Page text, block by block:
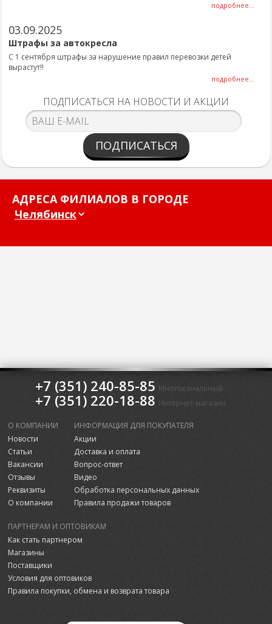
подробнее...
03.09.2025
Штрафы за автокресла
С 1 сентября штрафы за нарушение правил перевозки детей
вырастут!!
подробнее...
ПОДПИСАТЬСЯ НА НОВОСТИ И АКЦИИ
ПОДПИСАТЬСЯ
АДРЕСА ФИЛИАЛОВ В ГОРОДЕ
+7 (351) 240-85-85 Многоканальный
+7 (351) 220-18-88 Интернет-магазин
О КОМПАНИИ
Новости
Статьи
Вакансии
Отзывы
Реквизиты
О компании
ИНФОРМАЦИЯ ДЛЯ ПОКУПАТЕЛЯ
Акции
Доставка и оплата
Вопрос-ответ
Видео
Обработка персональных данных
Правила продажи товаров
ПАРТНЕРАМ И ОПТОВИКАМ
Как стать партнером
Магазины
Поставщики
Условия для оптовиков
Правила покупки, обмена и возврата товара